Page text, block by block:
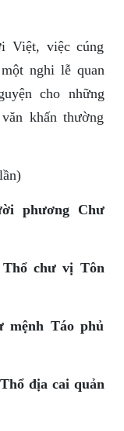
Việt, việc cúng
nghi lễ quan
cho những
khấn thường
phương Chư
chư vị Tôn
mệnh Táo phủ
địa cai quản